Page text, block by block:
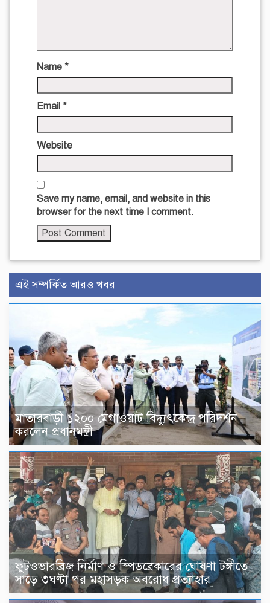
Name *
Email *
Website
Save my name, email, and website in this
browser for the next time I comment.
এই সম্পর্কিত আরও খবর
মাতারবাড়ী ১২০০ মেগাওয়াট বিদ্যুৎকেন্দ্র পরিদর্শন
করলেন প্রধানমন্ত্রী
ফুটওভারব্রিজ নির্মাণ ও স্পিডব্রেকারের ঘোষণা টঙ্গীতে
সাড়ে ৩ঘণ্টা পর মহাসড়ক অবরোধ প্রত্যাহার